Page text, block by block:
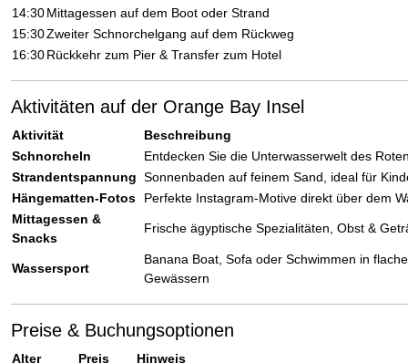
14:30Mittagessen auf dem Boot oder Strand
15:30Zweiter Schnorchelgang auf dem Rückweg
16:30Rückkehr zum Pier & Transfer zum Hotel
Aktivitäten auf der Orange Bay Insel
Aktivität
Beschreibung
Schnorcheln
Entdecken Sie die Unterwasserwelt des
Strandentspannung Sonnenbaden auf feinem Sand, ideal für
Hängematten-Fotos
Perfekte Instagram-Motive direkt über dem
Mittagessen &
Snacks
Frische ägyptische Spezialitäten, Obst &
Wassersport
Banana Boat, Sofa oder Schwimmen in
Gewässern
Preise & Buchungsoptionen
Alter Preis Hinweis